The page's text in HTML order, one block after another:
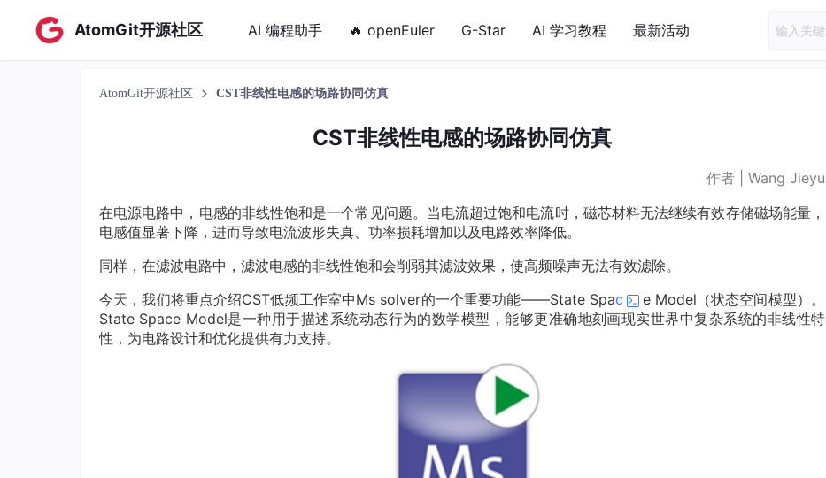
AtomGit开源社区 AI 编程助手 🔥 openEuler G-Star AI 学习教程 最新活动
AtomGit开源社区 CST非线性电感的场路协同仿真
CST非线性电感的场路协同仿真
作者 | Wang Jieyu
在电源电路中，电感的非线性饱和是一个常见问题。当电流超过饱和电流时，磁芯材料无法继续有效存储磁场能量，
电感值显著下降，进而导致电流波形失真、功率损耗增加以及电路效率降低。
同样，在滤波电路中，滤波电感的非线性饱和会削弱其滤波效果，使高频噪声无法有效滤除。
今天，我们将重点介绍CST低频工作室中Ms solver的一个重要功能——State Spac
e Model（状态空间模型）。
State Space Model是一种用于描述系统动态行为的数学模型，能够更准确地刻画现实世界中复杂系统的非线性特
性，为电路设计和优化提供有力支持。